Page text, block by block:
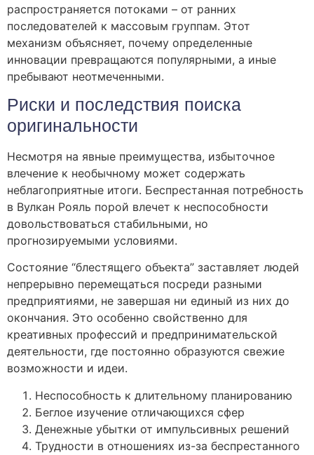
распространяется потоками – от ранних
последователей к массовым группам. Этот
механизм объясняет, почему определенные
инновации превращаются популярными, а иные
пребывают неотмеченными.
Риски и последствия поиска
оригинальности
Несмотря на явные преимущества, избыточное
влечение к необычному может содержать
неблагоприятные итоги. Беспрестанная потребность
в Вулкан Рояль порой влечет к неспособности
довольствоваться стабильными, но
прогнозируемыми условиями.
Состояние “блестящего объекта” заставляет людей
непрерывно перемещаться посреди разными
предприятиями, не завершая ни единый из них до
окончания. Это особенно свойственно для
креативных профессий и предпринимательской
деятельности, где постоянно образуются свежие
возможности и идеи.
Неспособность к длительному планированию
Беглое изучение отличающихся сфер
Денежные убытки от импульсивных решений
Трудности в отношениях из-за беспрестанного